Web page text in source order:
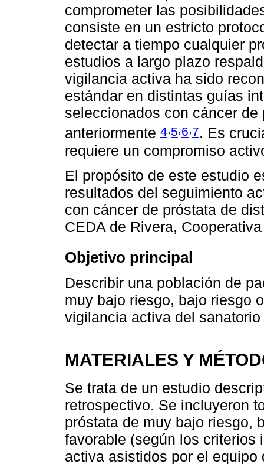
comprometer las
consiste en un estricto
detectar a tiempo cualquier
estudios a largo plazo
vigilancia activa ha sido
estándar en distintas guías
seleccionados con cáncer
anteriormente 4,5,6,7. Es
requiere un compromiso
El propósito de este estudio
resultados del seguimiento
con cáncer de próstata de
CEDA de Rivera,
Objetivo principal
Describir una población de
muy bajo riesgo, bajo riesgo
vigilancia activa del
MATERIALES Y
Se trata de un estudio
retrospectivo. Se incluyeron
próstata de muy bajo riesgo,
favorable (según los criterios
activa asistidos por el